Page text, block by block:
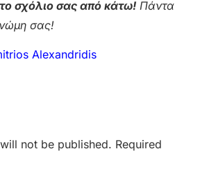
σχόλιο σας από κάτω! Πάντα
σας!
Alexandridis
not be published. Required